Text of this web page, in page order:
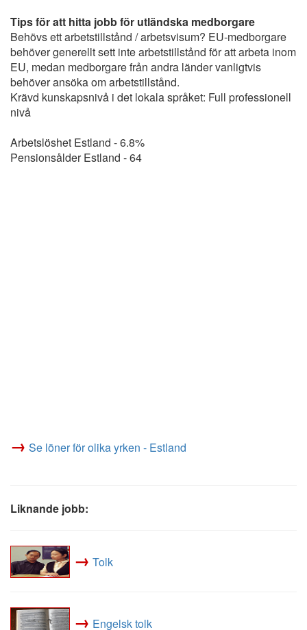
Tips för att hitta jobb för utländska medborgare
Behövs ett arbetstillstånd / arbetsvisum? EU-medborgare
behöver generellt sett inte arbetstillstånd för att arbeta inom
EU, medan medborgare från andra länder vanligtvis
behöver ansöka om arbetstillstånd.
Krävd kunskapsnivå i det lokala språket: Full professionell
nivå
Arbetslöshet Estland - 6.8%
Pensionsålder Estland - 64
→ Se löner för olika yrken - Estland
Liknande jobb:
→ Tolk
→ Engelsk tolk